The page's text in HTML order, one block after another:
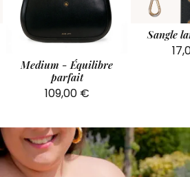
Medium - Équilibre
parfait
109,00 €
Sangle